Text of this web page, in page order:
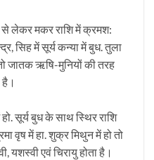
से लेकर मकर राशि में क्रमश:
सिह में सूर्य कन्या में बुध. तुला
जातक ऋषि-मुनियों की तरह
है।
सूर्य बुध के साथ स्थिर राशि
वृष में हा. शुक्र मिथुन में हो तो
यशस्वी एवं चिरायु होता है।